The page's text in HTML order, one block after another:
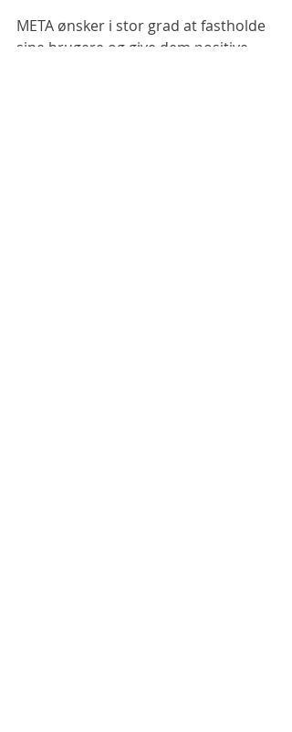
META ønsker i stor grad at fastholde
sine brugere og give dem positive